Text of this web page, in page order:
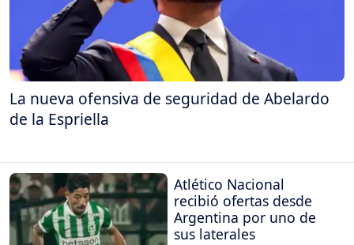
La nueva ofensiva de seguridad de Abelardo
de la Espriella
Atlético Nacional
recibió ofertas desde
Argentina por uno de
sus laterales